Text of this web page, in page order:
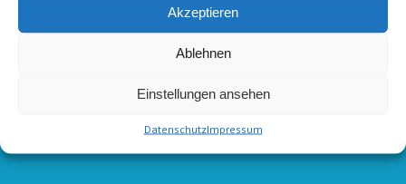
Akzeptieren
Ablehnen
Einstellungen ansehen
DatenschutzImpressum